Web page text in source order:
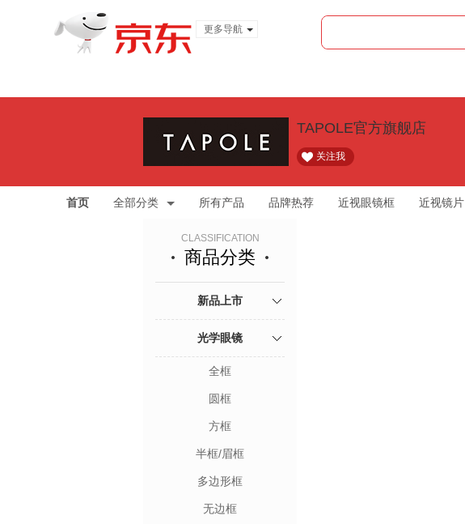
更多导航
TAPOLE官方旗舰店
关注我
首页 全部分类 所有产品 品牌热荐 近视眼镜框 近视镜片
CLASSIFICATION
商品分类
新品上市
光学眼镜
全框
圆框
方框
半框/眉框
多边形框
无边框